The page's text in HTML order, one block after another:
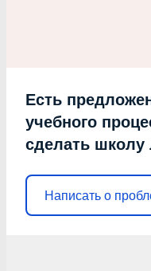
Есть
учебного
сделать школу
Написать о